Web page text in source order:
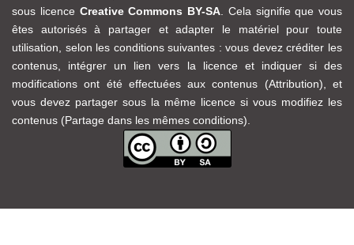
sous licence Creative Commons BY-SA . Cela signifie que vous
êtes autorisés à partager et adapter le matériel pour toute
utilisation, selon les conditions suivantes : vous devez créditer les
contenus, intégrer un lien vers la licence et indiquer si des
modifications ont été effectuées aux contenus (Attribution), et
vous devez partager sous la même licence si vous modifiez les
contenus (Partage dans les mêmes conditions).